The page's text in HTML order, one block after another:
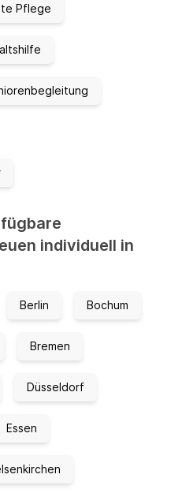
Pflege
individuell in
Berlin Bochum
Bremen
Düsseldorf
Essen